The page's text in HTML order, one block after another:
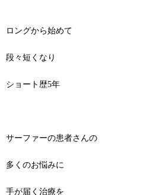
ロングから始めて
段々短くなり
ショート歴5年
サーファーの患者さんの
多くのお悩みに
手が届く治療を